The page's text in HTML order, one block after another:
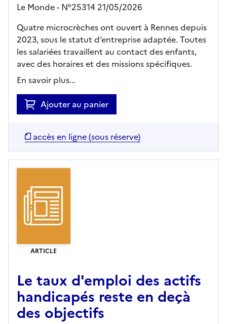
Le Monde - N°25314 21/05/2026
Quatre microcrèches ont ouvert à Rennes depuis
2023, sous le statut d’entreprise adaptée. Toutes
les salariées travaillent au contact des enfants,
avec des horaires et des missions spécifiques.
En savoir plus...
Ajouter au panier
accès en ligne (sous réserve)
ARTICLE
Le taux d'emploi des actifs
handicapés reste en deçà
des objectifs